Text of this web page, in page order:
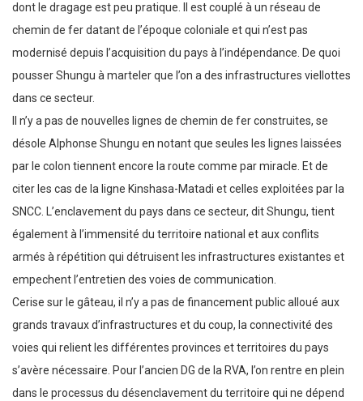
dont le dragage est peu pratique. Il est couplé à un réseau de
chemin de fer datant de l’époque coloniale et qui n’est pas
modernisé depuis l’acquisition du pays à l’indépendance. De quoi
pousser Shungu à marteler que l’on a des infrastructures viellottes
dans ce secteur.
Il n’y a pas de nouvelles lignes de chemin de fer construites, se
désole Alphonse Shungu en notant que seules les lignes laissées
par le colon tiennent encore la route comme par miracle. Et de
citer les cas de la ligne Kinshasa-Matadi et celles exploitées par la
SNCC. L’enclavement du pays dans ce secteur, dit Shungu, tient
également à l’immensité du territoire national et aux conflits
armés à répétition qui détruisent les infrastructures existantes et
empechent l’entretien des voies de communication.
Cerise sur le gâteau, il n’y a pas de financement public alloué aux
grands travaux d’infrastructures et du coup, la connectivité des
voies qui relient les différentes provinces et territoires du pays
s’avère nécessaire. Pour l’ancien DG de la RVA, l’on rentre en plein
dans le processus du désenclavement du territoire qui ne dépend